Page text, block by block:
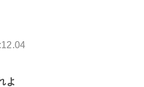
よ